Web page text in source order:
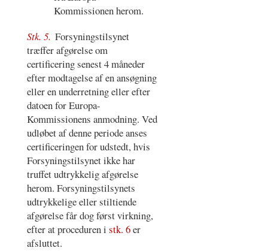
Kommissionen herom.
Stk. 5. Forsyningstilsynet
træffer afgørelse om
certificering senest 4 måneder
efter modtagelse af en ansøgning
eller en underretning eller efter
datoen for Europa-
Kommissionens anmodning. Ved
udløbet af denne periode anses
certificeringen for udstedt, hvis
Forsyningstilsynet ikke har
truffet udtrykkelig afgørelse
herom. Forsyningstilsynets
udtrykkelige eller stiltiende
afgørelse får dog først virkning,
efter at proceduren i stk. 6er
afsluttet.